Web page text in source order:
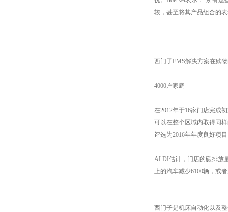
较，甚至将其产品组合的
西门子EMS解决方案在购
4000户家庭
在2012年于16家门店完成
可以在整个区域内取得同
评选为2016年年度良好项
ALDI估计，门店的碳排放
上的汽车减少6100辆，或
西门子是机床自动化以及